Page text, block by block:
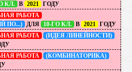
КЛ. В 2021 ГОДУ
РАБОТА
ПО...) ДЛЯ 10-ГО КЛ. В 2021 ГОДУ
РАБОТА
(ИДЕЯ ЛИНЕЙНОСТИ)
РАБОТА
(КОМБИНАТОРИКА)